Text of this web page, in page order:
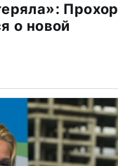
Прохор
о новой